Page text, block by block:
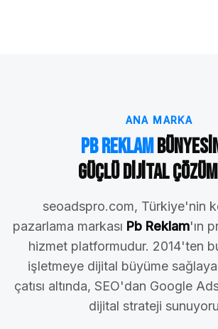
ANA MARKA
Pb Reklam
Güçlü Dijital
seoadspro.com, Türkiye'nin
pazarlama markası Pb Reklam'ın
hizmet platformudur. 2014'ten
işletmeye dijital büyüme
çatısı altında, SEO'dan Google
dijital strateji